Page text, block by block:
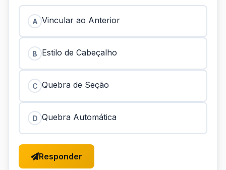
A Vincular ao Anterior
B Estilo de Cabeçalho
C Quebra de Seção
D Quebra Automática
Responder